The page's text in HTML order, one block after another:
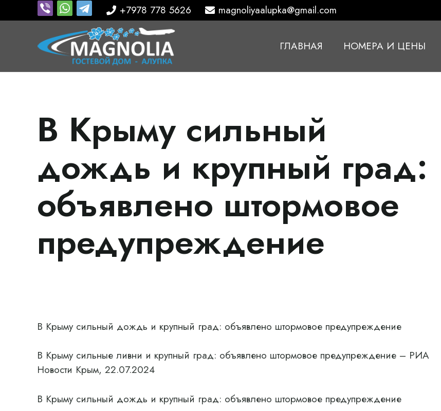
+7978 778 5626 magnoliyaalupka@gmail.com
ГЛАВНАЯ НОМЕРА И ЦЕНЫ
В Крыму сильный
дождь и крупный град:
объявлено штормовое
предупреждение
В Крыму сильный дождь и крупный град: объявлено штормовое предупреждение
В Крыму сильные ливни и крупный град: объявлено штормовое предупреждение – РИА
Новости Крым, 22.07.2024
В Крыму сильный дождь и крупный град: объявлено штормовое предупреждение